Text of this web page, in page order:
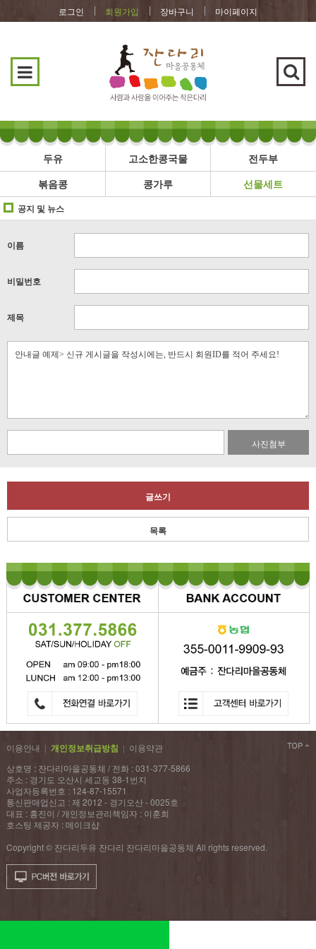
로그인 회원가입 장바구니 마이페이지
두유 고소한콩국물
전두부
볶음콩
콩가루 선물세트
공지 및 뉴스
이름
비밀번호
제목
사진첨부
글쓰기
목록
이용안내 | 개인정보취급방침 | 이용약관
상호명 : 잔다리마을공동체 / 전화 : 031-377-5866
주소 : 경기도 오산시 세교동 38-1번지
사업자등록번호 : 124-87-15571
통신판매업신고 : 제 2012 - 경기오산 - 0025호
대표 : 홍진이 / 개인정보관리책임자 : 이훈희
호스팅 제공자 : 메이크샵
Copyright © 잔다리두유 잔다리 잔다리마을공동체 All rights reserved.